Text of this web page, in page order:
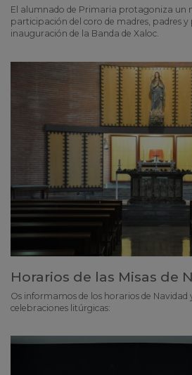
El alumnado de Primaria protagoniza un
participación del coro de madres, padres y
inauguración de la Banda de Xaloc.
Horarios de las Misas de
Os informamos de los horarios de Navidad
celebraciones litúrgicas: